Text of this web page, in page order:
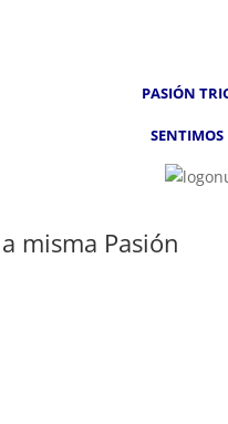
PASIÓN
misma Pasión